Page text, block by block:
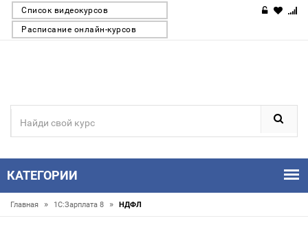
Список видеокурсов
Расписание онлайн-курсов
КАТЕГОРИИ
Главная » 1С:Зарплата 8 » НДФЛ